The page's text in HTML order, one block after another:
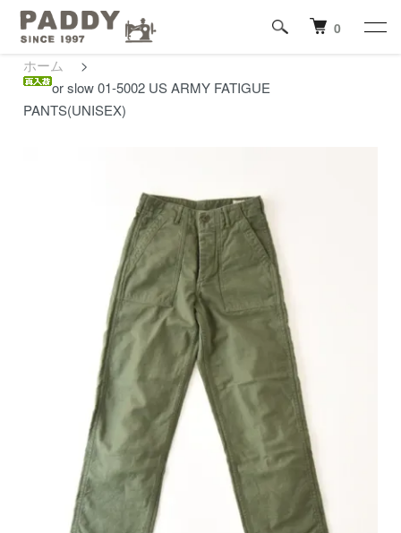
0
ホーム
>
or slow 01-5002 US ARMY FATIGUE
PANTS(UNISEX)